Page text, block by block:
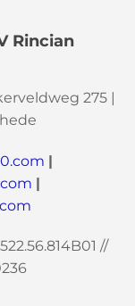
Rincian
275 |
|
|
//